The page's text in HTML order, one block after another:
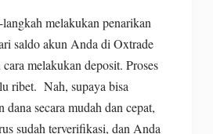
melakukan penarikan
saldo akun Anda di Oxtrade
melakukan deposit. Proses
ribet. Nah, supaya bisa
secara mudah dan cepat,
sudah terverifikasi, dan Anda